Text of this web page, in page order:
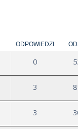
ODPOWIEDZI
0
3
3